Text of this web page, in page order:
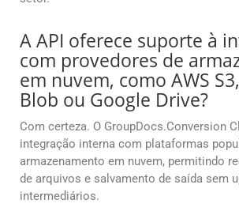
A API oferece suporte à
com provedores de
em nuvem, como AWS
Blob ou Google Drive?
Com certeza. O GroupDocs.Conversion
integração interna com plataformas
armazenamento em nuvem, permitindo
de arquivos e salvamento de saída sem
intermediários.